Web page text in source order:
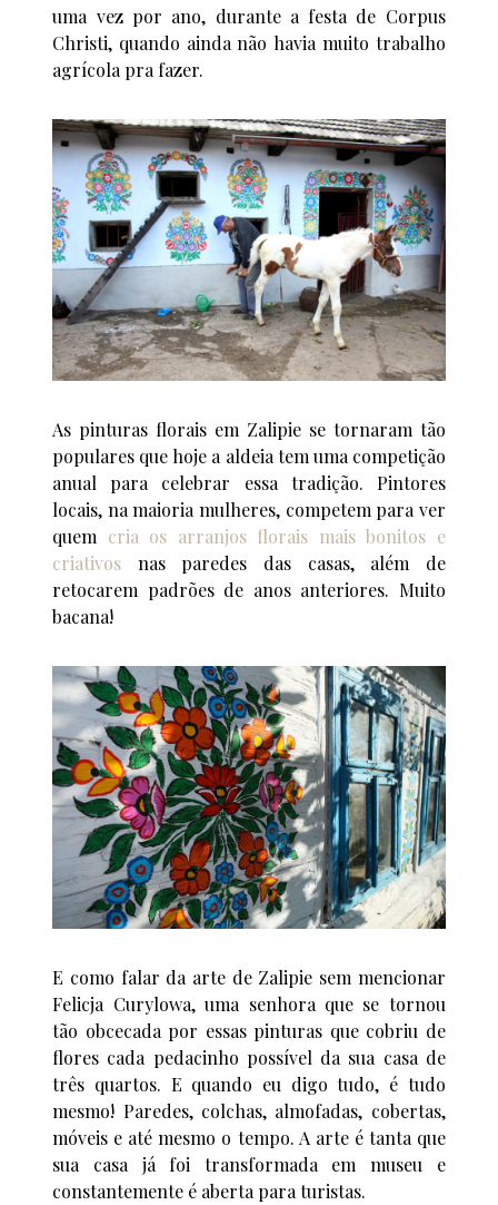
uma vez por ano, durante a festa de Corpus
Christi, quando ainda não havia muito trabalho
agrícola pra fazer.
As pinturas florais em Zalipie se tornaram tão
populares que hoje a aldeia tem uma competição
anual para celebrar essa tradição. Pintores
locais, na maioria mulheres, competem para ver
quem cria os arranjos florais mais bonitos e
criativos nas paredes das casas, além de
retocarem padrões de anos anteriores. Muito
bacana!
E como falar da arte de Zalipie sem mencionar
Felicja Curylowa, uma senhora que se tornou
tão obcecada por essas pinturas que cobriu de
flores cada pedacinho possível da sua casa de
três quartos. E quando eu digo tudo, é tudo
mesmo! Paredes, colchas, almofadas, cobertas,
móveis e até mesmo o tempo. A arte é tanta que
sua casa já foi transformada em museu e
constantemente é aberta para turistas.